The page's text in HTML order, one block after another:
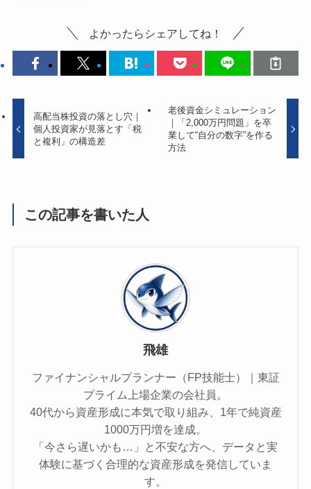
よかったらシェアしてね！
高配当株投資の落とし穴｜
個人投資家が見落とす「税
と複利」の構造差
老後資金シミュレーション
｜「2,000万円問題」を卒
業して“自分の数字”を作る
方法
この記事を書いた人
飛雄
ファイナンシャルプランナー（FP技能士）｜東証
プライム上場企業の会社員。
40代から資産形成に本気で取り組み、1年で純資産
1000万円増を達成。
「今さら遅いかも…」と不安な方へ、データと実
体験に基づく合理的な資産形成を発信していま
す。